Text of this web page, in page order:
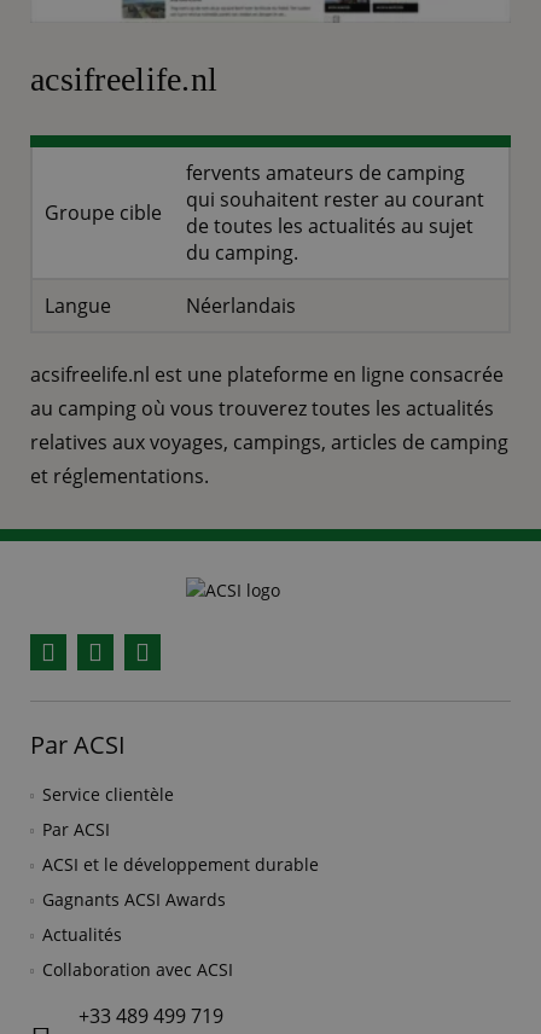
acsifreelife.nl
Groupe cible
fervents amateurs de camping
qui souhaitent rester au courant
de toutes les actualités au sujet
du camping.
Langue
Néerlandais
acsifreelife.nl est une plateforme en ligne consacrée
au camping où vous trouverez toutes les actualités
relatives aux voyages, campings, articles de camping
et réglementations.
Par ACSI
Service clientèle
Par ACSI
ACSI et le développement durable
Gagnants ACSI Awards
Actualités
Collaboration avec ACSI
+33 489 499 719